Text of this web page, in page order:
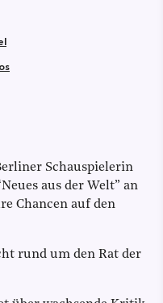
Schauspielerin
aus der Welt” an
Chancen auf den
rund um den Rat der